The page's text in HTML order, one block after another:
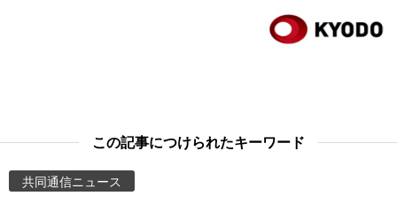
この記事につけられたキーワード
共同通信ニュース